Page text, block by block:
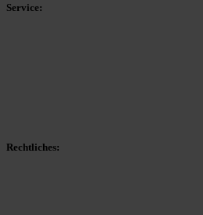
Service:
Rechtliches: